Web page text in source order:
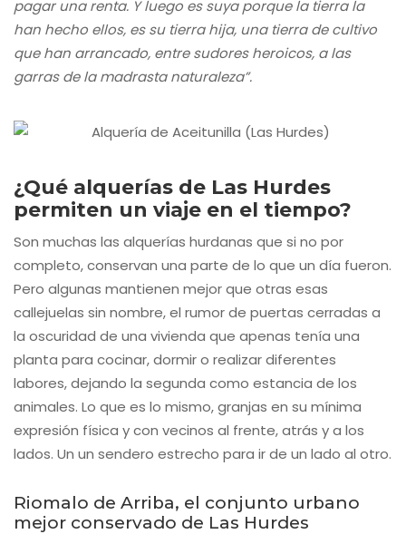
pagar una renta. Y luego es suya porque la tierra la
han hecho ellos, es su tierra hija, una tierra de cultivo
que han arrancado, entre sudores heroicos, a las
garras de la madrasta naturaleza”.
¿Qué alquerías de Las Hurdes
permiten un viaje en el tiempo?
Son muchas las alquerías hurdanas que si no por
completo, conservan una parte de lo que un día fueron.
Pero algunas mantienen mejor que otras esas
callejuelas sin nombre, el rumor de puertas cerradas a
la oscuridad de una vivienda que apenas tenía una
planta para cocinar, dormir o realizar diferentes
labores, dejando la segunda como estancia de los
animales. Lo que es lo mismo, granjas en su mínima
expresión física y con vecinos al frente, atrás y a los
lados. Un un sendero estrecho para ir de un lado al otro.
Riomalo de Arriba, el conjunto urbano
mejor conservado de Las Hurdes